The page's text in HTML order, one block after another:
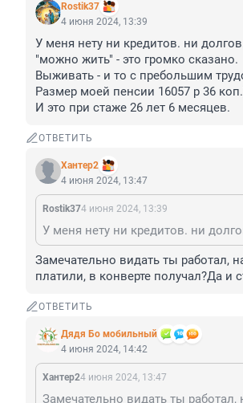
Rostik37
4 июня 2024, 13:39
У меня нету ни кредитов. ни
"можно жить" - это громко сказано.
Выживать - и то с пребольшим
Размер моей пенсии 16057 р 36
И это при стаже 26 лет 6 месяцев.
ОТВЕТИТЬ
Хантер2
4 июня 2024, 13:47
Rostik374 июня 2024, 13:39
Замечательно видать ты работал,
платили, в конверте получал?Да и
ОТВЕТИТЬ
Дядя Бо мобильный
4 июня 2024, 14:42
Хантер24 июня 2024, 13:47